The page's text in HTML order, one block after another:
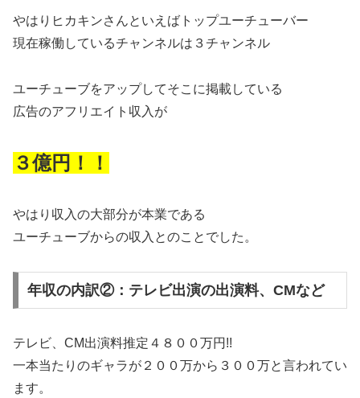
やはりヒカキンさんといえばトップユーチューバー
現在稼働しているチャンネルは３チャンネル
ユーチューブをアップしてそこに掲載している
広告のアフリエイト収入が
３億円！！
やはり収入の大部分が本業である
ユーチューブからの収入とのことでした。
年収の内訳②：テレビ出演の出演料、CMなど
テレビ、CM出演料推定４８００万円!!
一本当たりのギャラが２００万から３００万と言われてい
ます。